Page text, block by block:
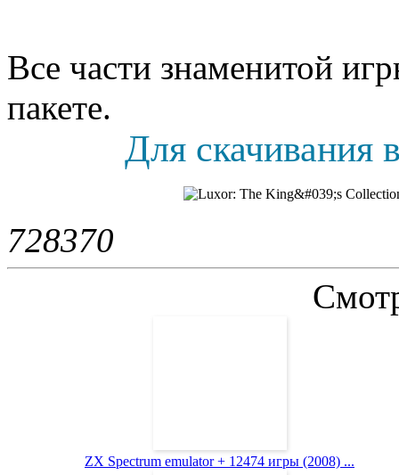
Все части знаменитой
пакете.
Для скачивания
728370
ZX Spectrum emulator + 12474 игры (2008) ...